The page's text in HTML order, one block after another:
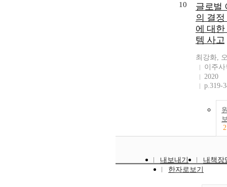
10
글로벌
의 결정
에 대한
템 사고
최강화,
이주
2020
p.319-
2
내보내기
내책장
한자로보기